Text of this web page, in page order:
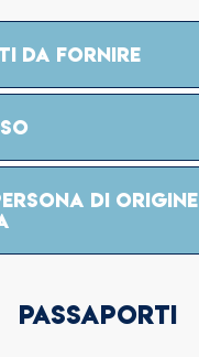
DA FORNIRE
DI ORIGINE
PASSAPORTI